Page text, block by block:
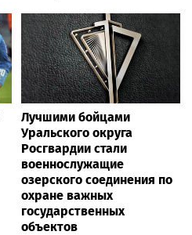
Лучшими бойцами
Уральского округа
Росгвардии стали
военнослужащие
озерского соединения по
охране важных
государственных
объектов